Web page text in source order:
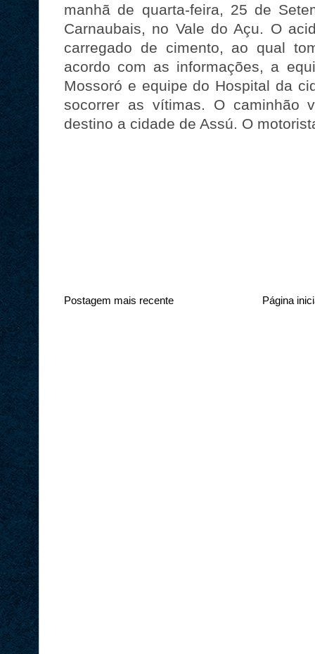
manhã de quarta-feira, 25 de
Carnaubais, no Vale do Açu. O
carregado de cimento, ao qual
acordo com as informações, a
Mossoró e equipe do Hospital da
socorrer as vítimas. O caminhão
destino a cidade de Assú. O
Postagem mais recente Página